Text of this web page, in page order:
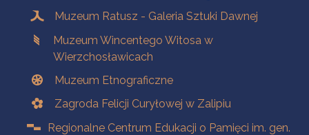
Muzeum Ratusz - Galeria Sztuki Dawnej
Muzeum Wincentego Witosa w
Wierzchosławicach
Muzeum Etnograficzne
Zagroda Felicji Curyłowej w Zalipiu
Regionalne Centrum Edukacji o Pamięci im. gen.